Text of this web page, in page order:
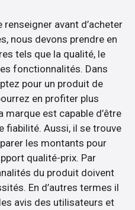
avant d’acheter
nous devons prendre en
tels que la qualité, le
fonctionnalités. Dans
pour un produit de
en profiter plus
marque est capable d’être
fiabilité. Aussi, il se trouve
les montants pour
qualité-prix. Par
du produit doivent
En d’autres termes il
avis des utilisateurs et